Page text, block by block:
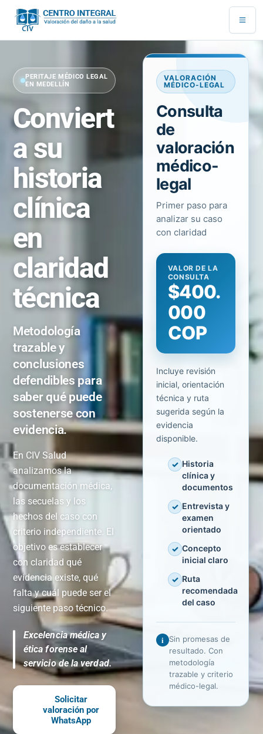
contenido
PERITAJE MÉDICO LEGAL
EN MEDELLÍN
Conviert
a su
historia
clínica
en
claridad
técnica
Metodología
trazable y
conclusiones
defendibles para
saber qué puede
sostenerse con
evidencia.
En CIV Salud
analizamos la
documentación médica,
las secuelas y los
hechos del caso con
criterio independiente. El
objetivo es establecer
con claridad qué
evidencia existe, qué
falta y cuál puede ser el
siguiente paso técnico.
Excelencia médica y
ética forense al
servicio de la verdad.
Solicitar
valoración por
WhatsApp
VALORACIÓN
MÉDICO-LEGAL
Consulta
de
valoración
médico-
legal
Primer paso para
analizar su caso
con claridad
VALOR DE LA
CONSULTA
$400.
000
COP
Incluye revisión
inicial, orientación
técnica y ruta
sugerida según la
evidencia
disponible.
✓ Historia
clínica y
documentos
✓ Entrevista y
examen
orientado
✓ Concepto
inicial claro
✓ Ruta
recomendada
del caso
i Sin promesas de
resultado. Con
metodología
trazable y criterio
médico-legal.